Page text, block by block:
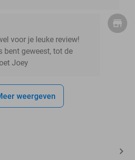
voor je leuke review!
bent geweest, tot de
Joey
weergeven